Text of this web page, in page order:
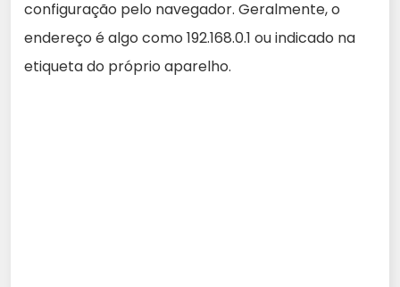
configuração pelo navegador. Geralmente, o
endereço é algo como 192.168.0.1 ou indicado na
etiqueta do próprio aparelho.